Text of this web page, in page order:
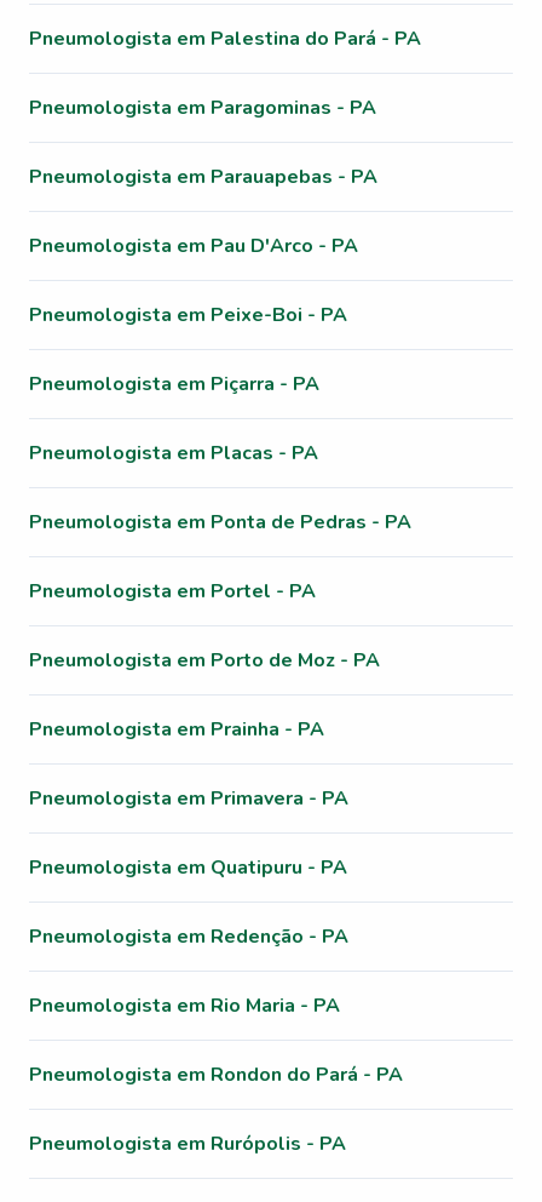
Pneumologista em Palestina do Pará - PA
Pneumologista em Paragominas - PA
Pneumologista em Parauapebas - PA
Pneumologista em Pau D'Arco - PA
Pneumologista em Peixe-Boi - PA
Pneumologista em Piçarra - PA
Pneumologista em Placas - PA
Pneumologista em Ponta de Pedras - PA
Pneumologista em Portel - PA
Pneumologista em Porto de Moz - PA
Pneumologista em Prainha - PA
Pneumologista em Primavera - PA
Pneumologista em Quatipuru - PA
Pneumologista em Redenção - PA
Pneumologista em Rio Maria - PA
Pneumologista em Rondon do Pará - PA
Pneumologista em Rurópolis - PA